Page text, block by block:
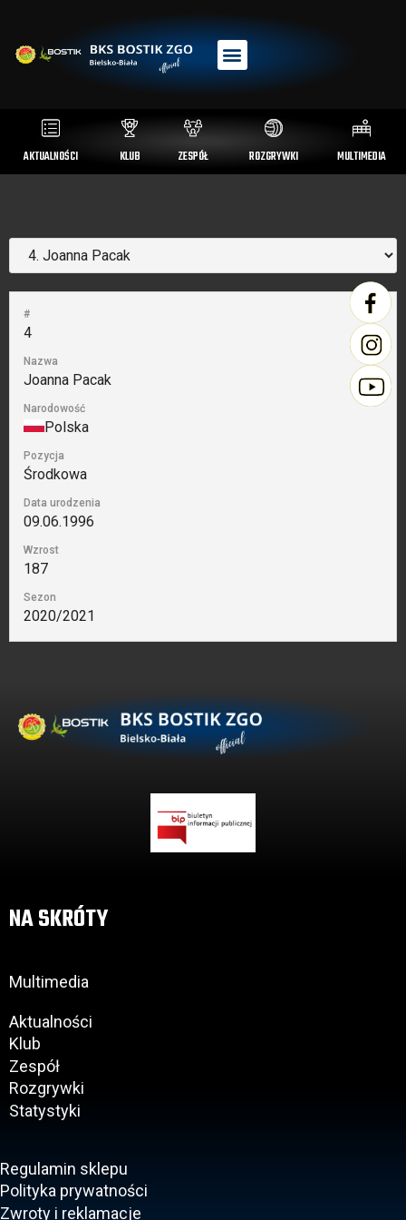
AKTUALNOŚCI KLUB ZESPÓŁ ROZGRYWKI MULTIMEDIA
#
4
Nazwa
Joanna Pacak
Narodowość
Polska
Pozycja
Środkowa
Data urodzenia
09.06.1996
Wzrost
187
Sezon
2020/2021
NA SKRÓTY
Multimedia
Aktualności
Klub
Zespół
Rozgrywki
Statystyki
Regulamin sklepu
Polityka prywatności
Zwroty i reklamacje